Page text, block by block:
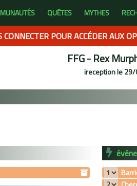
QUÊTES MYTHES
POUR ACCÉDER AUX
FFG - Rex
ireceptionle